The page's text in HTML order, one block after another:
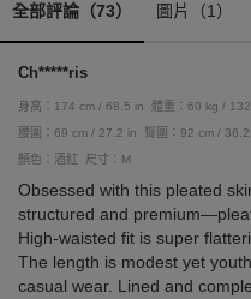
全部評論（73） 圖片（1）
Ch*****ris
身高：174 cm / 68.5 in 體重：60 kg /
腰圍：69 cm / 27.2 in
臀圍：92 cm / 36.2
顏色：酒紅
尺寸：M
Obsessed with this pleated
structured and
High-waisted fit is super
The length is modest yet
casual wear. Lined and